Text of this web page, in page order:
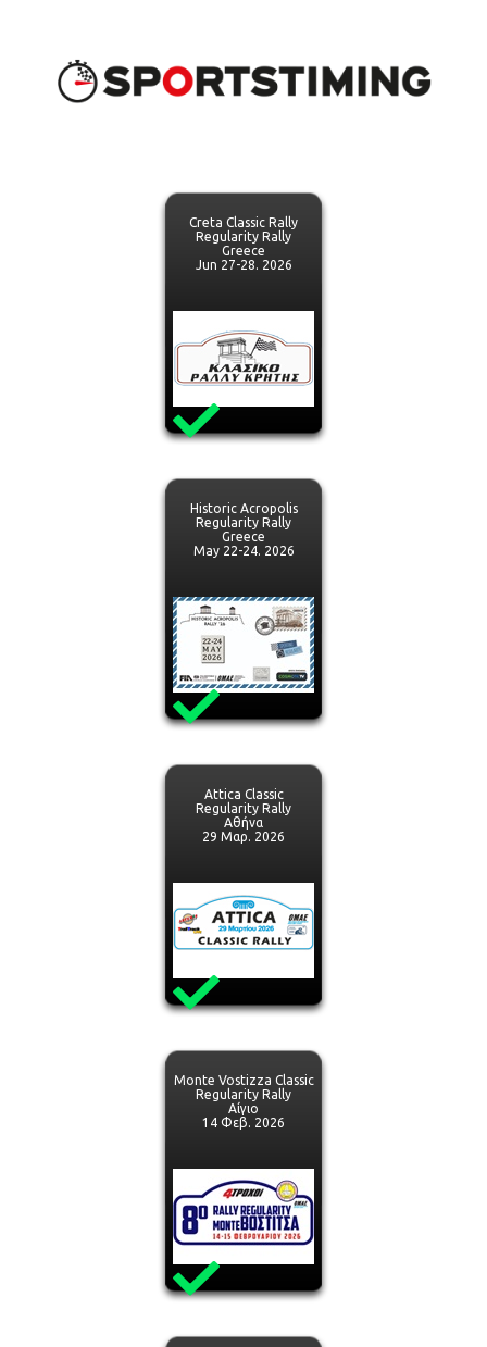
Creta Classic Rally
Regularity Rally
Greece
Jun 27-28. 2026
Historic Acropolis
Regularity Rally
Greece
May 22-24. 2026
Attica Classic
Regularity Rally
Αθήνα
29 Μαρ. 2026
Monte Vostizza Classic
Regularity Rally
Αίγιο
14 Φεβ. 2026